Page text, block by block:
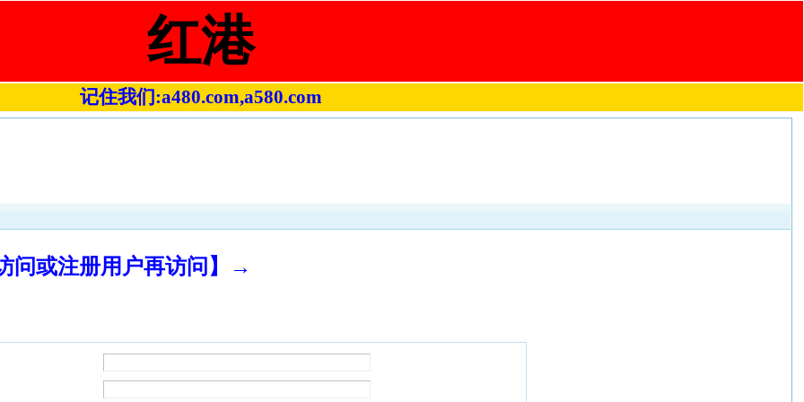
红港
记住我们:a480.com,a580.com
问或注册用户再访问】→